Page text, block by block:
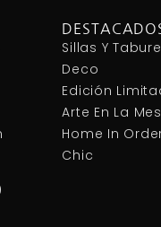
Sillas Y
Deco
Edición
Arte En La
Home In
Chic